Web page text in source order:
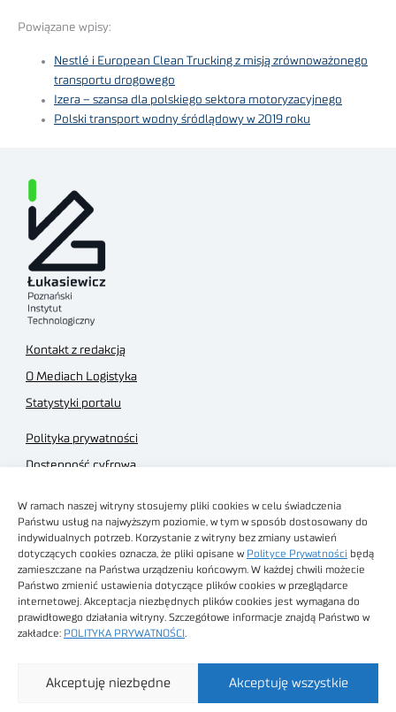
W ramach naszej witryny stosujemy pliki cookies w celu świadczenia
Państwu usług na najwyższym poziomie, w tym w sposób dostosowany do
indywidualnych potrzeb. Korzystanie z witryny bez zmiany ustawień
dotyczących cookies oznacza, że pliki opisane w Polityce Prywatności będą
zamieszczane na Państwa urządzeniu końcowym. W każdej chwili możecie
Państwo zmienić ustawienia dotyczące plików cookies w przeglądarce
internetowej. Akceptacja niezbędnych plików cookies jest wymagana do
prawidłowego działania witryny. Szczegółowe informacje znajdą Państwo w
zakładce: POLITYKA PRYWATNOŚCI
Akceptuję wszystkie
Akceptuję niezbędne
Powiązane wpisy:
Nestlé i European Clean Trucking z misją zrównoważonego
transportu drogowego
Izera – szansa dla polskiego sektora motoryzacyjnego
Polski transport wodny śródlądowy w 2019 roku
Kontakt z redakcją
O Mediach Logistyka
Statystyki portalu
Polityka prywatności
Dostępność cyfrowa
Regulamin sklepu
Obrazy stockowe
autorstwa
Technologiczny